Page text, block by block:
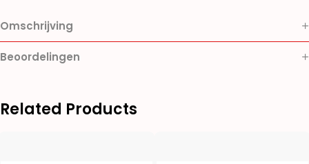
Omschrijving
Beoordelingen
Related Products